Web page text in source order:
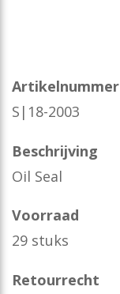
Artikelnummer
S|18-2003
Beschrijving
Oil Seal
Voorraad
29 stuks
Retourrecht